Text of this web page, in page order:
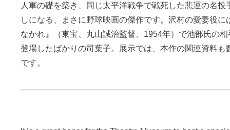
人軍の礎を築き、同じ太平洋戦争で戦死した悲運の名投
しになる、まさに野球映画の傑作です。沢村の愛妻役に
なかれ』（東宝、丸山誠治監督、1954年）で池部氏の
登場したばかりの司葉子。展示では、本作の関連資料も
です。